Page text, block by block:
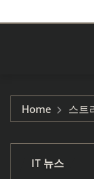
Home 스트
IT 뉴스